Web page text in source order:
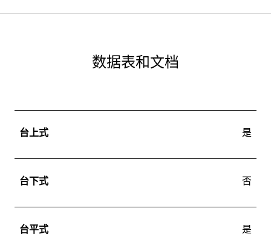
数据表和文档
台上式 是
台下式 否
台平式 是